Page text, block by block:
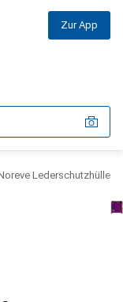
Zur App
Lederschutzhülle